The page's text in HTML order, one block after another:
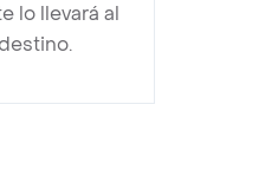
lo llevará al